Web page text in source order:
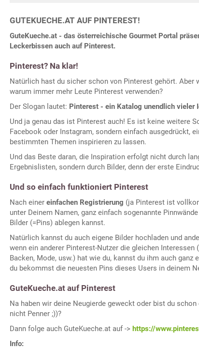
GUTEKUECHE.AT AUF PINTEREST!
GuteKueche.at - das österreichische Gourmet Portal
Leckerbissen auch auf Pinterest.
Pinterest? Na klar!
Natürlich hast du sicher schon von Pinterest gehört. Aber
warum immer mehr Leute Pinterest verwenden?
Der Slogan lautet: Pinterest - ein Katalog unendlich vieler
Und ja genau das ist Pinterest auch! Es ist keine weitere
Facebook oder Instagram, sondern einfach ausgedrückt,
bestimmten Themen inspirieren zu lassen.
Und das Beste daran, die Inspiration erfolgt nicht durch
Ergebnislisten, sondern durch Bilder, denn der erste
Und so einfach funktioniert Pinterest
Nach einer einfachen Registrierung (ja Pinterest ist
unter Deinem Namen, ganz einfach sogenannte
Bilder (=Pins) ablegen kannst.
Natürlich kannst du auch eigene Bilder hochladen und
wenn ein anderer Pinterest-Nutzer die gleichen Interessen
Backen, Mode, usw.) hat wie du, kannst du ihm auch
du bekommst die neuesten Pins dieses Users in deinem
GuteKueche.at auf Pinterest
Na haben wir deine Neugierde geweckt oder bist du
nicht Penner ;))?
Dann folge auch GuteKueche.at auf -> https://
Info: